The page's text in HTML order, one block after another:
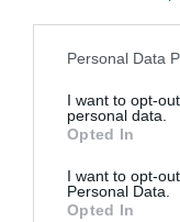
Personal Data
I want to opt-
personal data.
Opted In
I want to opt-
Personal Data.
Opted In